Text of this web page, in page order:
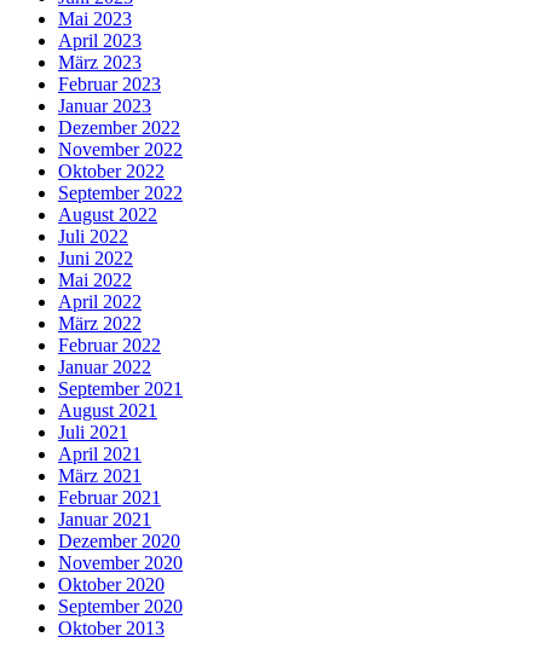
Mai 2023
April 2023
März 2023
Februar 2023
Januar 2023
Dezember 2022
November 2022
Oktober 2022
September 2022
August 2022
Juli 2022
Juni 2022
Mai 2022
April 2022
März 2022
Februar 2022
Januar 2022
September 2021
August 2021
Juli 2021
April 2021
März 2021
Februar 2021
Januar 2021
Dezember 2020
November 2020
Oktober 2020
September 2020
Oktober 2013